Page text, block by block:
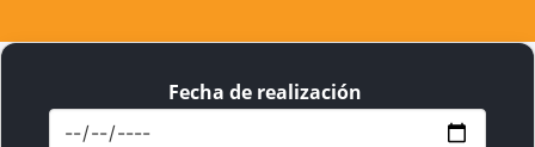
Fecha de realización